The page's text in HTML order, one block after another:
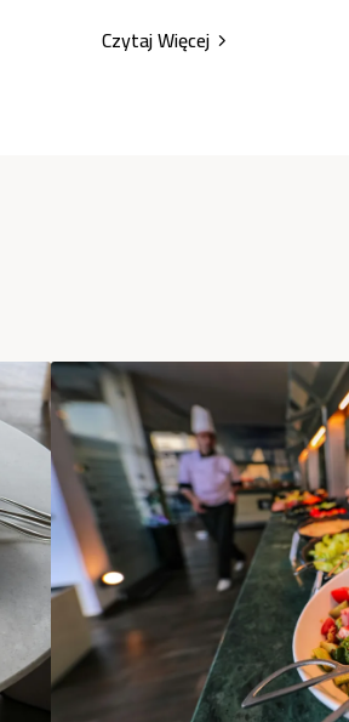
Czytaj Więcej